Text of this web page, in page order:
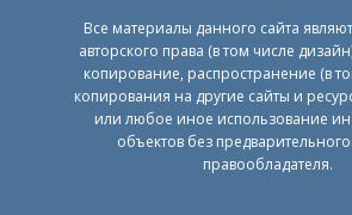
Все материалы данного сайта
авторского права (в том числе
копирование, распространение (в
копирования на другие сайты и
или любое иное использование
объектов без
правообладателя.